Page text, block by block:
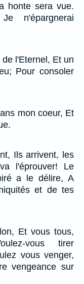
honte sera vue.
n'épargnerai
l'Eternel, Et un
Pour consoler
mon coeur, Et
Ils arrivent, les
l'éprouver! Le
a le délire, A
et de tes
Et vous tous,
vous tirer
vous venger,
vengeance sur